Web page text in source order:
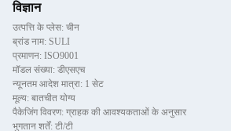
विज्ञान
उत्पत्ति के प्लेस: चीन
ब्रांड नाम: SULI
प्रमाणन: ISO9001
मॉडल संख्या: डीएसएच
न्यूनतम आदेश मात्रा: 1 सेट
मूल्य: बातचीत योग्य
पैकेजिंग विवरण: ग्राहक की आवश्यकताओं के अनुसार
भुगतान शर्तें: टी/टी